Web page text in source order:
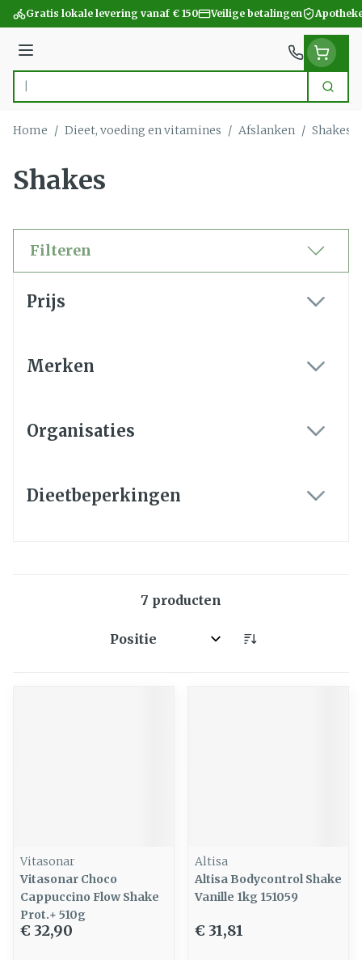
Ga naar de inhoud
Gratis lokale levering vanaf € 150 Veilige betalingen
Menu
Product, merk, categorie... Zoek
Home / Dieet, voeding en vitamines / Afslanken / Shakes
Shakes
Filteren
Prijs
Merken
Organisaties
Dieetbeperkingen
7 producten
Sorteer op:
Vitasonar
Vitasonar Choco
Cappuccino Flow Shake
Prot.+ 510g
€ 32,90
Altisa
Altisa Bodycontrol Shake
Vanille 1kg 151059
€ 31,81